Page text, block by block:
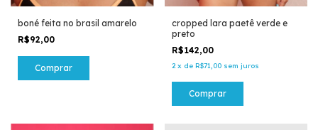
boné feita no brasil amarelo
R$92,00
cropped lara paetê verde e
preto
R$142,00
2 x de R$71,00 sem juros
Comprar